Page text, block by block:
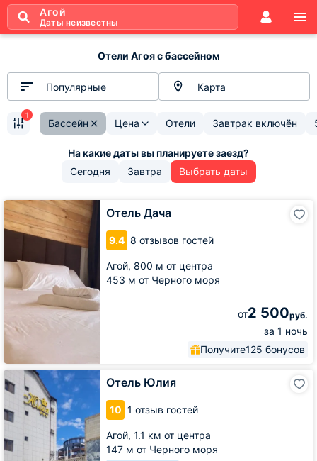
Агой
Даты неизвестны
Отели Агоя с бассейном
Популярные Карта
Бассейн Цена Отели Завтрак включён
1
Сегодня Завтра Выбрать даты
Отель Дача
9.4 8 отзывов гостей
Агой, 800 м от центра
453 м от Черного моря
от2 500руб.
за 1 ночь
Получите125 бонусов
Отель
Дача
Отель Юлия
10 1 отзыв гостей
Агой, 1.1 км от центра
147 м от Черного моря
Отель
Юлия